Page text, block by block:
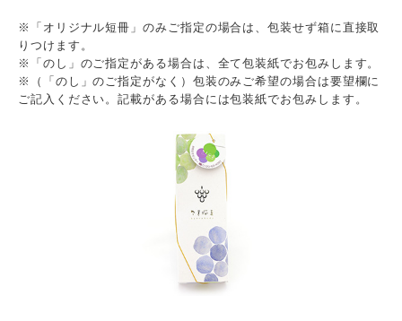
※「オリジナル短冊」のみご指定の場合は、包装せず箱に直接取
りつけます。
※「のし」のご指定がある場合は、全て包装紙でお包みします。
※（「のし」のご指定がなく）包装のみご希望の場合は要望欄に
ご記入ください。記載がある場合には包装紙でお包みします。